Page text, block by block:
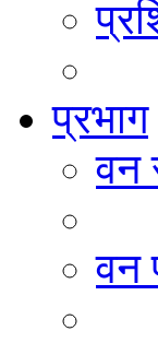
प्रभाग
वन
वन